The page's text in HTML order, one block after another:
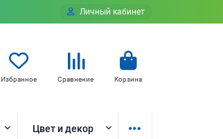
Личный кабинет
Избранное Сравнение Корзина
Цвет и декор